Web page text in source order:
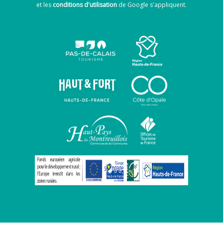
et les conditions d'utilisation de Google s'appliquent.